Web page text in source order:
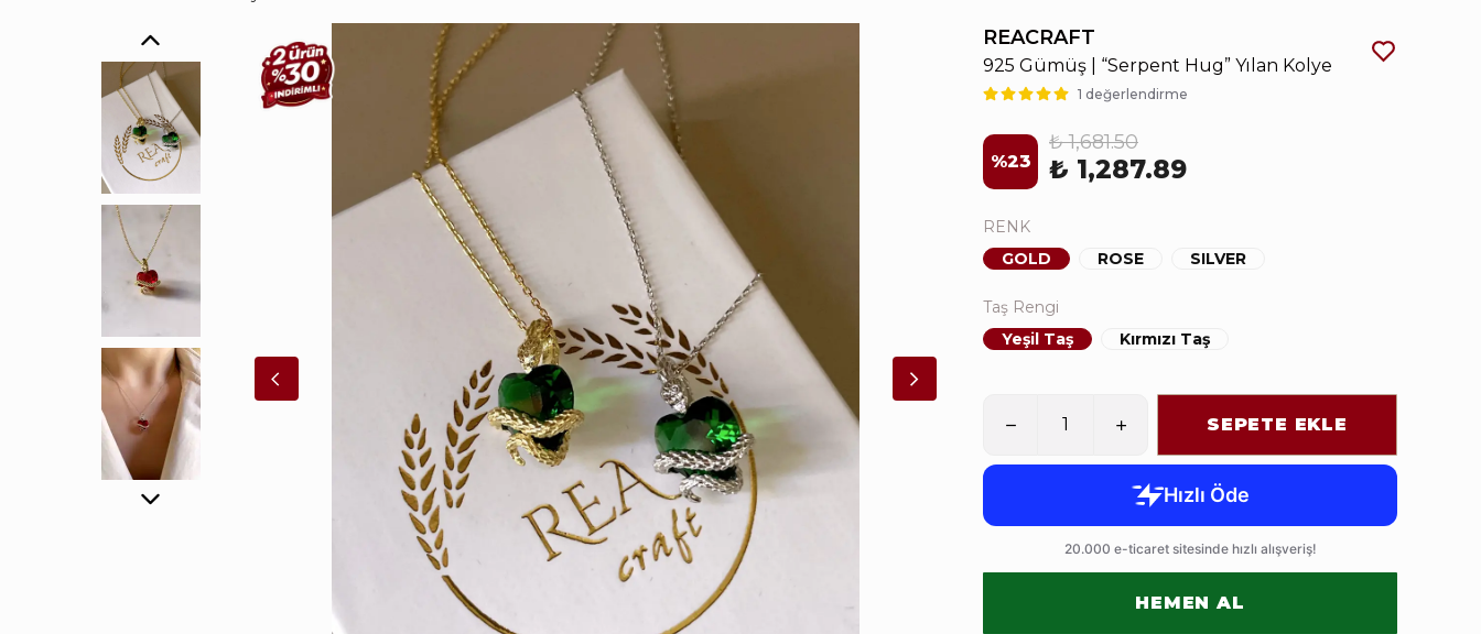
REACRAFT
925 Gümüş | “Serpent Hug” Yılan Kolye
1 değerlendirme
%23
₺ 1,681.50
₺ 1,287.89
RENK
GOLD
ROSE SILVER
Taş Rengi
Yeşil Taş
Kırmızı Taş
SEPETE EKLE
HEMEN AL